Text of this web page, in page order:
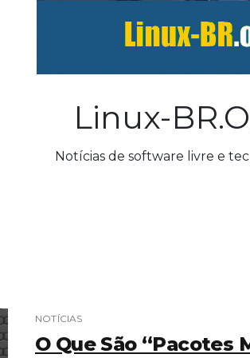
Linux-
Notícias de software livre e
NOTÍCIAS
O Que São “pacotes